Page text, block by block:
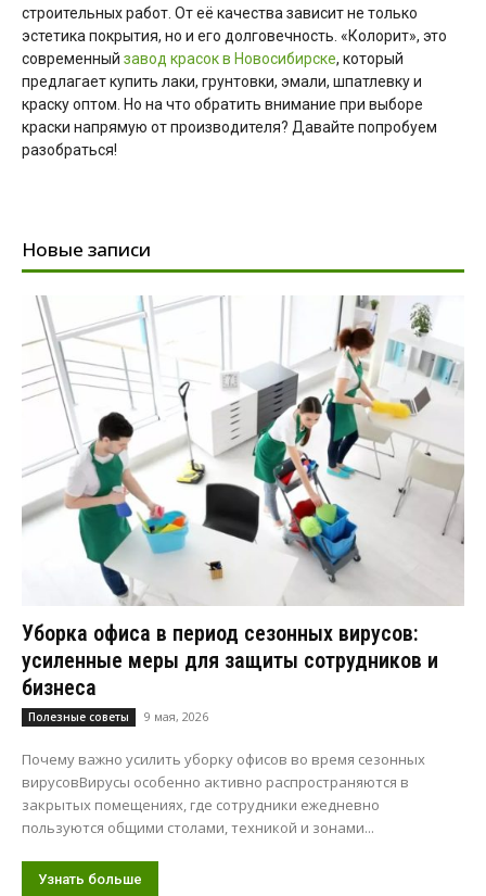
строительных работ. От её качества зависит не только
эстетика покрытия, но и его долговечность. «Колорит», это
современный завод красок в Новосибирске, который
предлагает купить лаки, грунтовки, эмали, шпатлевку и
краску оптом. Но на что обратить внимание при выборе
краски напрямую от производителя? Давайте попробуем
разобраться!
Новые записи
Уборка офиса в период сезонных вирусов:
усиленные меры для защиты сотрудников и
бизнеса
Полезные советы 9 мая, 2026
Почему важно усилить уборку офисов во время сезонных
вирусовВирусы особенно активно распространяются в
закрытых помещениях, где сотрудники ежедневно
пользуются общими столами, техникой и зонами...
Узнать больше